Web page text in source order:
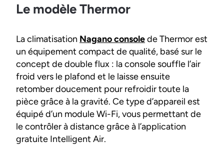
Le modèle Thermor
La climatisation Nagano consolede Thermor est
un équipement compact de qualité, basé sur le
concept de double flux : la console souffle l’air
froid vers le plafond et le laisse ensuite
retomber doucement pour refroidir toute la
pièce grâce à la gravité. Ce type d’appareil est
équipé d’un module Wi-Fi, vous permettant de
le contrôler à distance grâce à l’application
gratuite Intelligent Air.